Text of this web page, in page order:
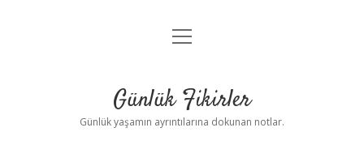
Anasayfa
Yasal Uyarı
menüyü
Günlük Fikirler
Günlük yaşamın ayrıntılarına dokunan notlar.